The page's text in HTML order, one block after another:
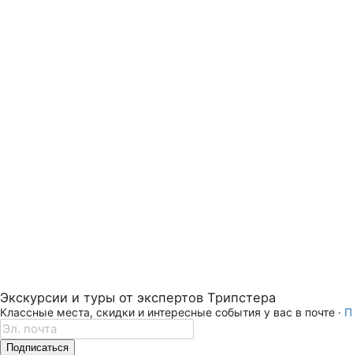
Экскурсии и туры от экспертов Трипстера
Классные места, скидки и интересные события у вас в почте ·
Подписаться